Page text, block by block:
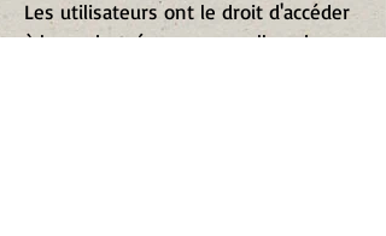
Les utilisateurs ont le droit d'accéder
à leurs données personnelles, de